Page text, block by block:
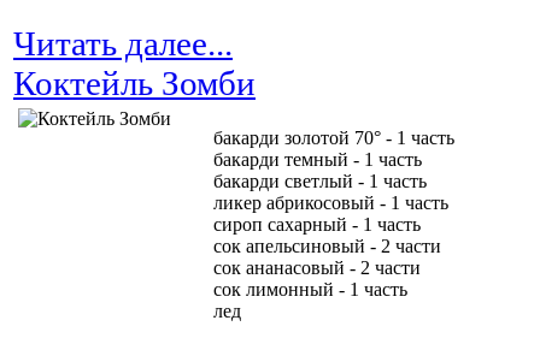
Читать далее...
Коктейль Зомби
бакарди золотой 70° - 1 часть
бакарди темный - 1 часть
бакарди светлый - 1 часть
ликер абрикосовый - 1 часть
сироп сахарный - 1 часть
сок апельсиновый - 2 части
сок ананасовый - 2 части
сок лимонный - 1 часть
лед